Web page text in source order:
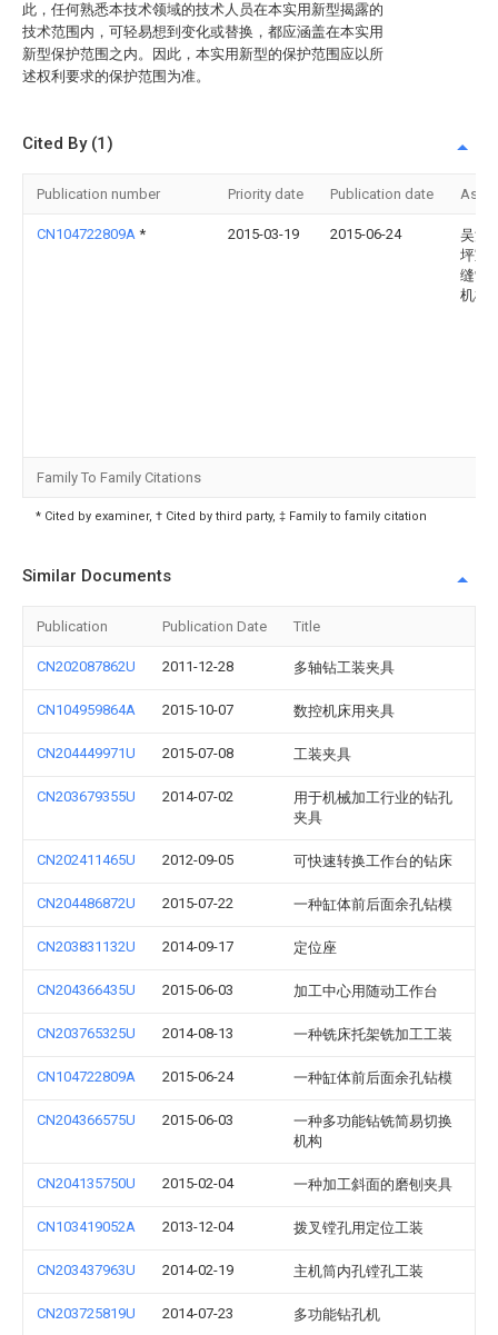
此，任何熟悉本技术领域的技术人员在本实用新型揭露的
技术范围内，可轻易想到变化或替换，都应涵盖在本实用
新型保护范围之内。因此，本实用新型的保护范围应以所
述权利要求的保护范围为准。
Cited By (1)
Publication number Priority date Publication date
CN104722809A * 2015-03-19 2015-06-24
吴江
坪宝
缝制
机械
Family To Family Citations
* Cited by examiner, † Cited by third party, ‡ Family to family citation
Similar Documents
Publication Publication Date Title
CN202087862U 2011-12-28 多轴钻工装夹具
CN104959864A 2015-10-07 数控机床用夹具
CN204449971U 2015-07-08 工装夹具
CN203679355U 2014-07-02
用于机械加工行业的钻孔
夹具
CN202411465U 2012-09-05 可快速转换工作台的钻床
CN204486872U 2015-07-22 一种缸体前后面余孔钻模
CN203831132U 2014-09-17 定位座
CN204366435U 2015-06-03 加工中心用随动工作台
CN203765325U 2014-08-13 一种铣床托架铣加工工装
CN104722809A 2015-06-24 一种缸体前后面余孔钻模
CN204366575U 2015-06-03
一种多功能钻铣简易切换
机构
CN204135750U 2015-02-04 一种加工斜面的磨刨夹具
CN103419052A 2013-12-04 拨叉镗孔用定位工装
CN203437963U 2014-02-19 主机筒内孔镗孔工装
CN203725819U 2014-07-23 多功能钻孔机